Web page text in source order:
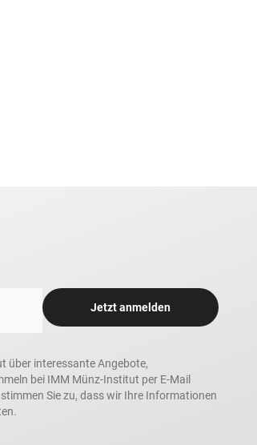
Jetzt anmelden
über interessante Angebote,
bei IMM Münz-Institut per E-Mail
Sie zu, dass wir Ihre Informationen